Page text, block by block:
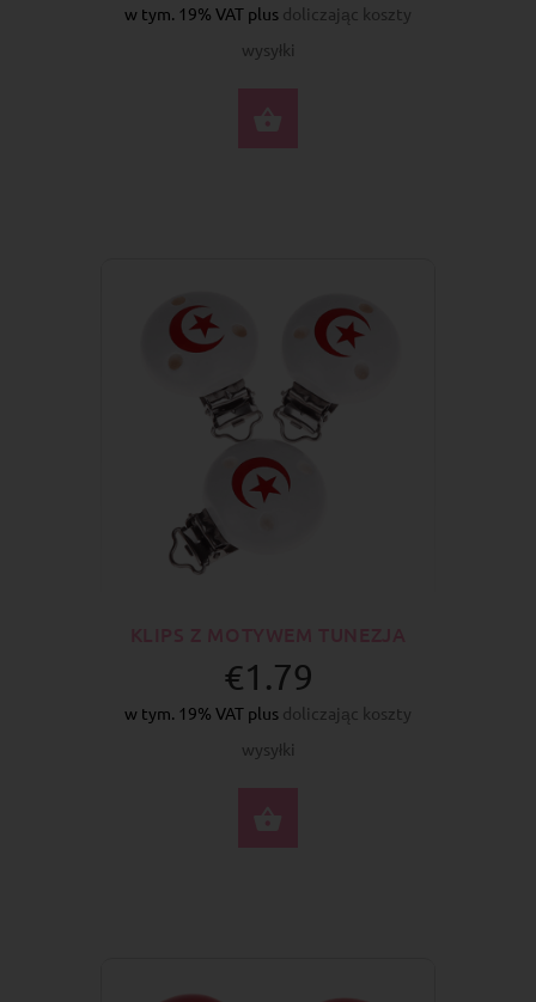
w tym. 19% VAT plus doliczając koszty
wysyłki
€1.79
w tym. 19% VAT plus doliczając koszty
wysyłki